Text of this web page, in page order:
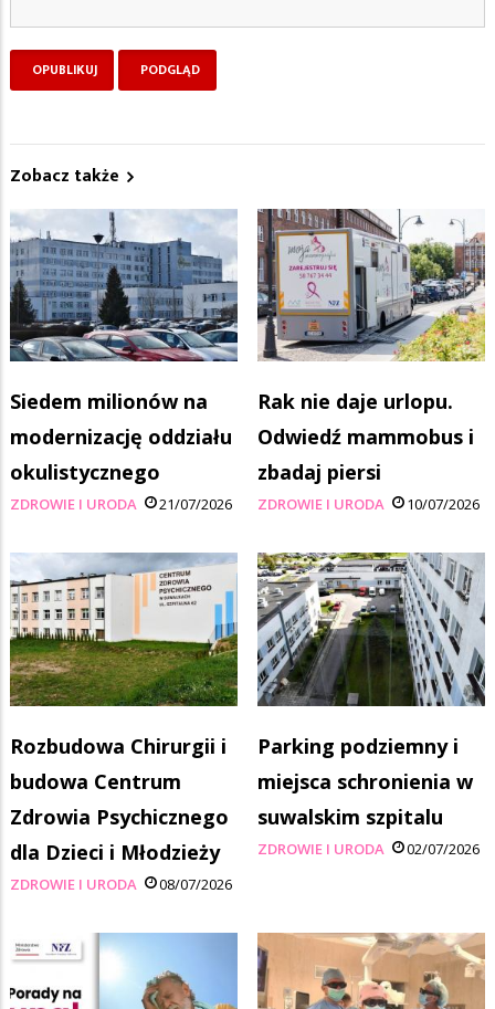
Zobacz także
Siedem milionów na
modernizację oddziału
okulistycznego
ZDROWIE I URODA 21/07/2026
Rak nie daje urlopu.
Odwiedź mammobus i
zbadaj piersi
ZDROWIE I URODA 10/07/2026
Rozbudowa Chirurgii i
budowa Centrum
Zdrowia Psychicznego
dla Dzieci i Młodzieży
ZDROWIE I URODA 08/07/2026
Parking podziemny i
miejsca schronienia w
suwalskim szpitalu
ZDROWIE I URODA 02/07/2026